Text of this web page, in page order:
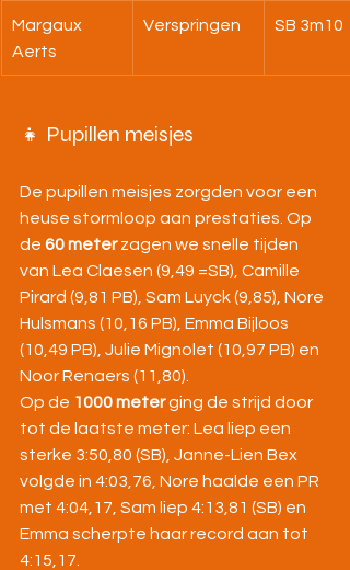
Margaux
Aerts
Verspringen SB 3m10
👧 Pupillen meisjes
De pupillen meisjes zorgden voor een
heuse stormloop aan prestaties. Op
de 60 meter zagen we snelle tijden
van Lea Claesen (9,49 =SB), Camille
Pirard (9,81 PB), Sam Luyck (9,85), Nore
Hulsmans (10,16 PB), Emma Bijloos
(10,49 PB), Julie Mignolet (10,97 PB) en
Noor Renaers (11,80).
Op de 1000 meter ging de strijd door
tot de laatste meter: Lea liep een
sterke 3:50,80 (SB), Janne-Lien Bex
volgde in 4:03,76, Nore haalde een PR
met 4:04,17, Sam liep 4:13,81 (SB) en
Emma scherpte haar record aan tot
4:15,17.